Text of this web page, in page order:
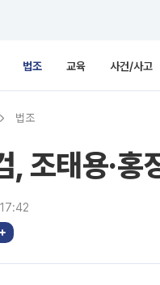
법조 교육 사건/사고
법조
, 조태용·홍